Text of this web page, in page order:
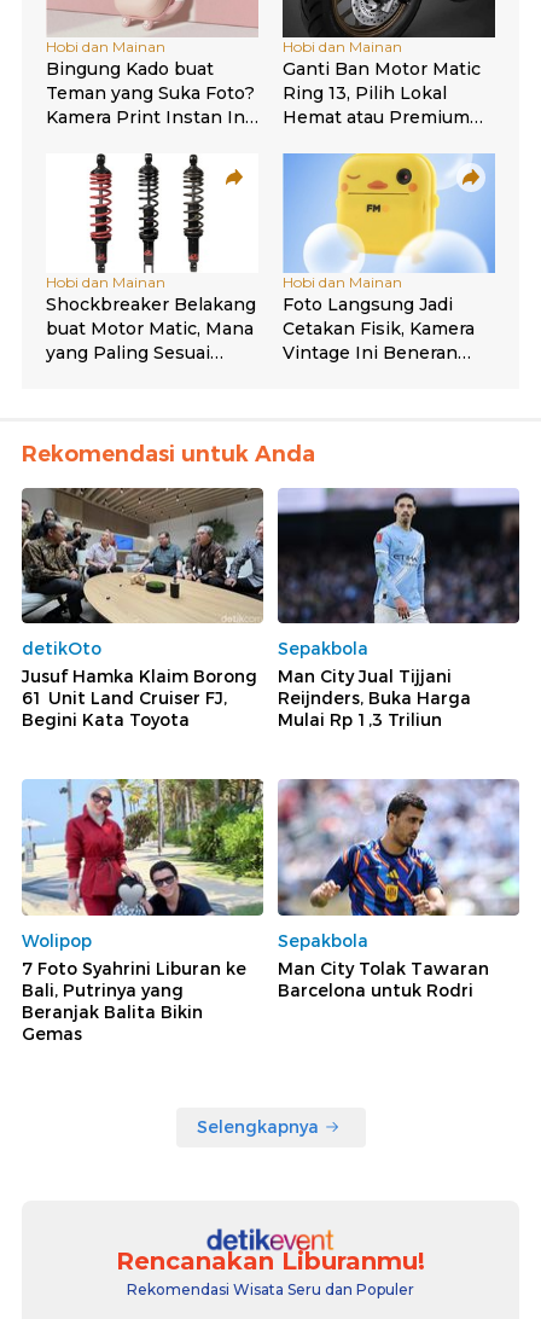
Rekomendasi untuk Anda
detikOto
Jusuf Hamka Klaim Borong
61 Unit Land Cruiser FJ,
Begini Kata Toyota
Sepakbola
Man City Jual Tijjani
Reijnders, Buka Harga
Mulai Rp 1,3 Triliun
Wolipop
7 Foto Syahrini Liburan ke
Bali, Putrinya yang
Beranjak Balita Bikin
Gemas
Sepakbola
Man City Tolak Tawaran
Barcelona untuk Rodri
Selengkapnya
Rencanakan Liburanmu!
Rekomendasi Wisata Seru dan Populer